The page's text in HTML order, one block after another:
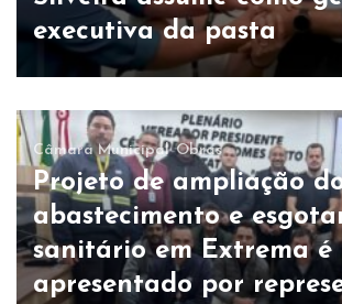
executiva da pasta
Câmara Municipal Obras
Projeto de ampliação
abastecimento e
sanitário em Extrema é
apresentado por